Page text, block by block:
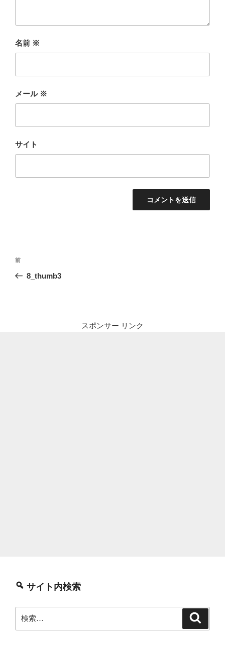
名前 ※
メール ※
サイト
投
ナ
前
の
前
8_thumb3
スポンサー リンク
サイト内検索
索: